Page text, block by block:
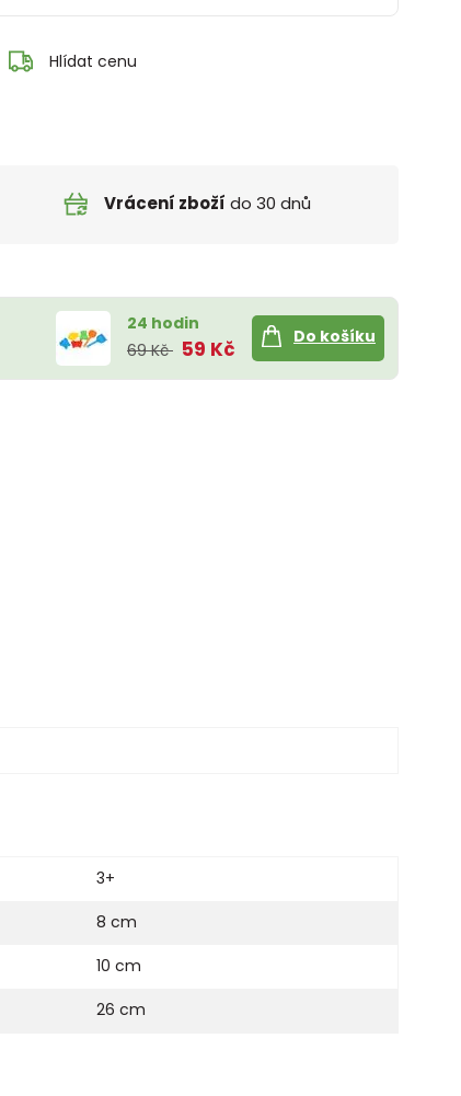
Hlídat cenu
Vrácení zboží do 30 dnů
24 hodin
69 Kč 59 Kč
Do košíku
3+
8 cm
10 cm
26 cm